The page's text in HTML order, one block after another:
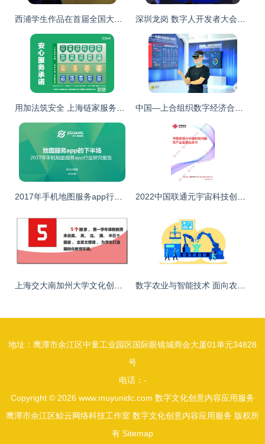
地址：鹰潭市余江区中童工业园区国际眼镜城商会大厦01单元34828
号
电话：-
Copyright © 2026 www.muyunidc.com 数字文化创意内容应用服务
鹰潭市余江区鲸云网络科技工作室 数字文化创意内容应用服务 版权所
有 Sitemap